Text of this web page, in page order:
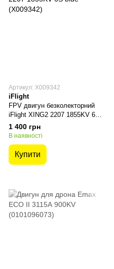
Артикул: X009342
iFlight
FPV двигун безколекторний
iFlight XING2 2207 1855KV 6S
blue (X009342)
1 400 грн
В наявності
Купити